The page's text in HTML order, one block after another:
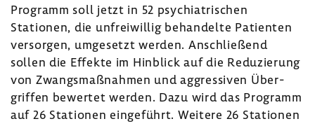
Programm soll jetzt in 52 psych­ia­tri­schen
Stationen, die unfrei­willig behan­delte Pati­enten
versorgen, umge­setzt werden. Anschlie­ßend
sollen die Effekte im Hinblick auf die Redu­zie­rung
von Zwangs­maß­nahmen und aggres­siven Über­
griffen bewertet werden. Dazu wird das Programm
auf 26 Stationen einge­führt. Weitere 26 Stationen